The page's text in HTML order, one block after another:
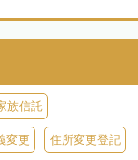
族信託
変更 住所変更登記